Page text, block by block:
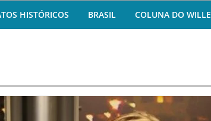
HISTÓRICOS BRASIL COLUNA DO WILLE